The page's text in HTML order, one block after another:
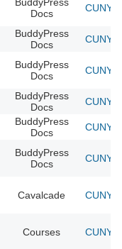
Docs
CUNY
BuddyPress
Docs
CUNY
BuddyPress
Docs
CUNY
BuddyPress
Docs
CUNY
BuddyPress
Docs
CUNY
BuddyPress
Docs
CUNY
Cavalcade CUNY
Courses CUNY